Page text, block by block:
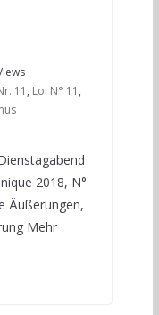
11 , Loi N° 11 ,
2018, N°
Äußerungen,
Mehr